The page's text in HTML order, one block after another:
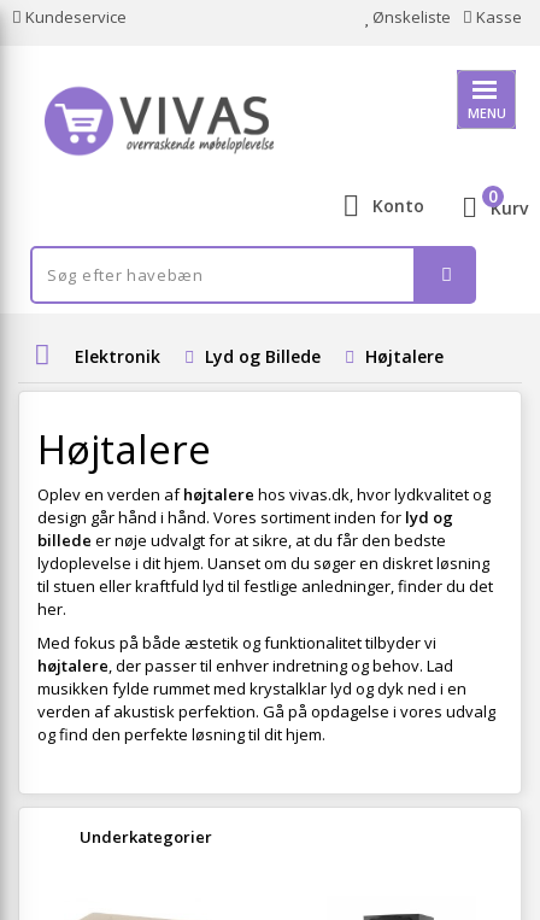
Kundeservice Ønskeliste Kasse
MENU
Konto Kurv
0
Elektronik Lyd og Billede Højtalere
Højtalere
Oplev en verden afhøjtalere hos vivas.dk, hvor lydkvalitet og
design går hånd i hånd. Vores sortiment inden for lyd og
billede er nøje udvalgt for at sikre, at du får den bedste
lydoplevelse i dit hjem. Uanset om du søger en diskret løsning
til stuen eller kraftfuld lyd til festlige anledninger, finder du det
her.
Med fokus på både æstetik og funktionalitet tilbyder vi
højtalere, der passer til enhver indretning og behov. Lad
musikken fylde rummet med krystalklar lyd og dyk ned i en
verden af akustisk perfektion. Gå på opdagelse i vores udvalg
og find den perfekte løsning til dit hjem.
Underkategorier